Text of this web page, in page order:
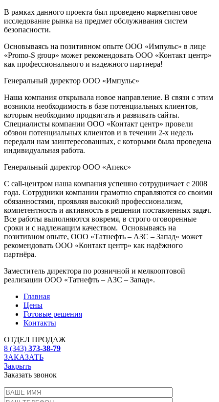
В рамках данного проекта был проведено маркетинговое
исследование рынка на предмет обслуживания систем
безопасности.
Основываясь на позитивном опыте ООО «Импульс» в лице
«Promo-S group» может рекомендовать ООО «Контакт центр»
как профессионального и надежного партнера!
Генеральный директор ООО «Импульс»
Наша компания открывала новое направление. В связи с этим
возникла необходимость в базе потенциальных клиентов,
которым необходимо продвигать и развивать сайты.
Специалисты компании ООО «Контакт центр» провели
обзвон потенциальных клиентов и в течении 2-х недель
передали нам заинтересованных, с которыми была проведена
индивидуальная работа.
Генеральный директор ООО «Апекс»
С call-центром наша компания успешно сотрудничает с 2008
года. Сотрудники компании грамотно справляются со своими
обязанностями, проявляя высокий профессионализм,
компетентность и активность в решении поставленных задач.
Все работы выполняются вовремя, в строго оговоренные
сроки и с надлежащим качеством. Основываясь на
позитивном опыте, ООО «Татнефть – АЗС – Запад» может
рекомендовать ООО «Контакт центр» как надёжного
партнёра.
Заместитель директора по розничной и мелкооптовой
реализации ООО «Татнефть – АЗС – Запад».
Главная
Цены
Готовые решения
Контакты
ОТДЕЛ ПРОДАЖ
8 (343) 373-38-79
ЗАКАЗАТЬ
Закрыть
Заказать звонок